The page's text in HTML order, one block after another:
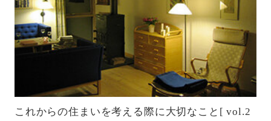
これからの住まいを考える際に大切なこと[ vol.2